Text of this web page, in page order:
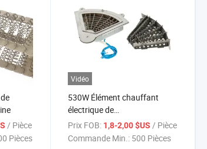
/ Pièce
Pièces
Vidéo
530W Élément chauffant
électrique de
déshumidificateur Ni80cr20
Fil chauffant chauffage en
Prix FOB: 1,8-2,00 $US / Pièce
Commande Min.: 500 Pièces